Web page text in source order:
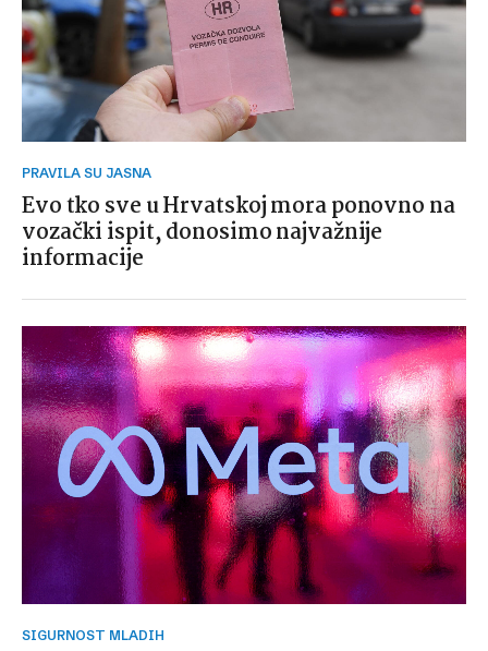
PRAVILA SU JASNA
Evo tko sve u Hrvatskoj mora ponovno na
vozački ispit, donosimo najvažnije
informacije
SIGURNOST MLADIH